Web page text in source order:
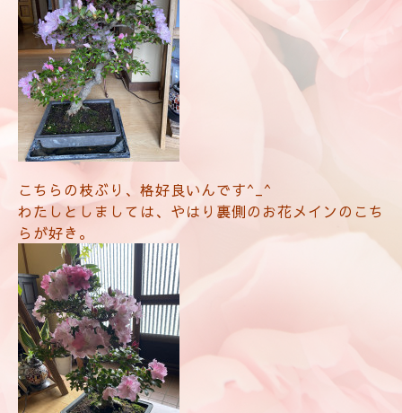
こちらの枝ぶり、格好良いんです^_^
わたしとしましては、やはり裏側のお花メインのこち
らが好き。